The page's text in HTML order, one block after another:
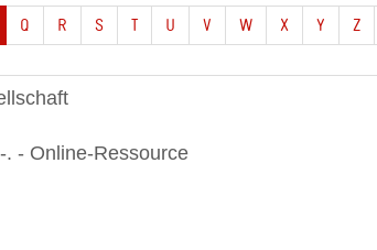
Q R S T U V W X Y Z
- Online-Ressource